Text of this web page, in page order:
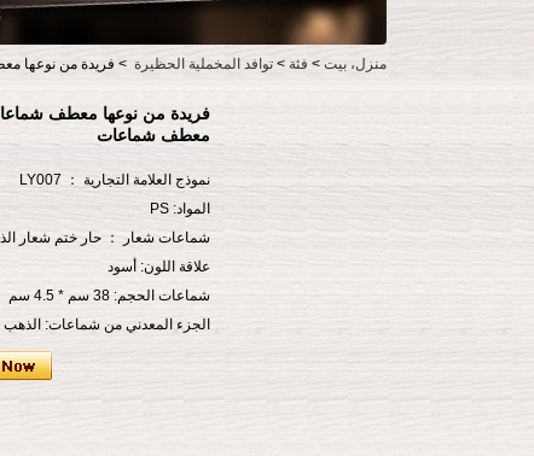
منزل، بيت > فئة > توافد المخملية الحظيرة > فريدة من نوعها
فريدة من نوعها معطف
معطف شماعات
نموذج العلامة التجارية ： LY007
المواد: PS
شماعات شعار ： حار ختم شعار
علاقة اللون: أسود
شماعات الحجم: 38 سم * 4.5 سم
الجزء المعدني من شماعات: الذهب